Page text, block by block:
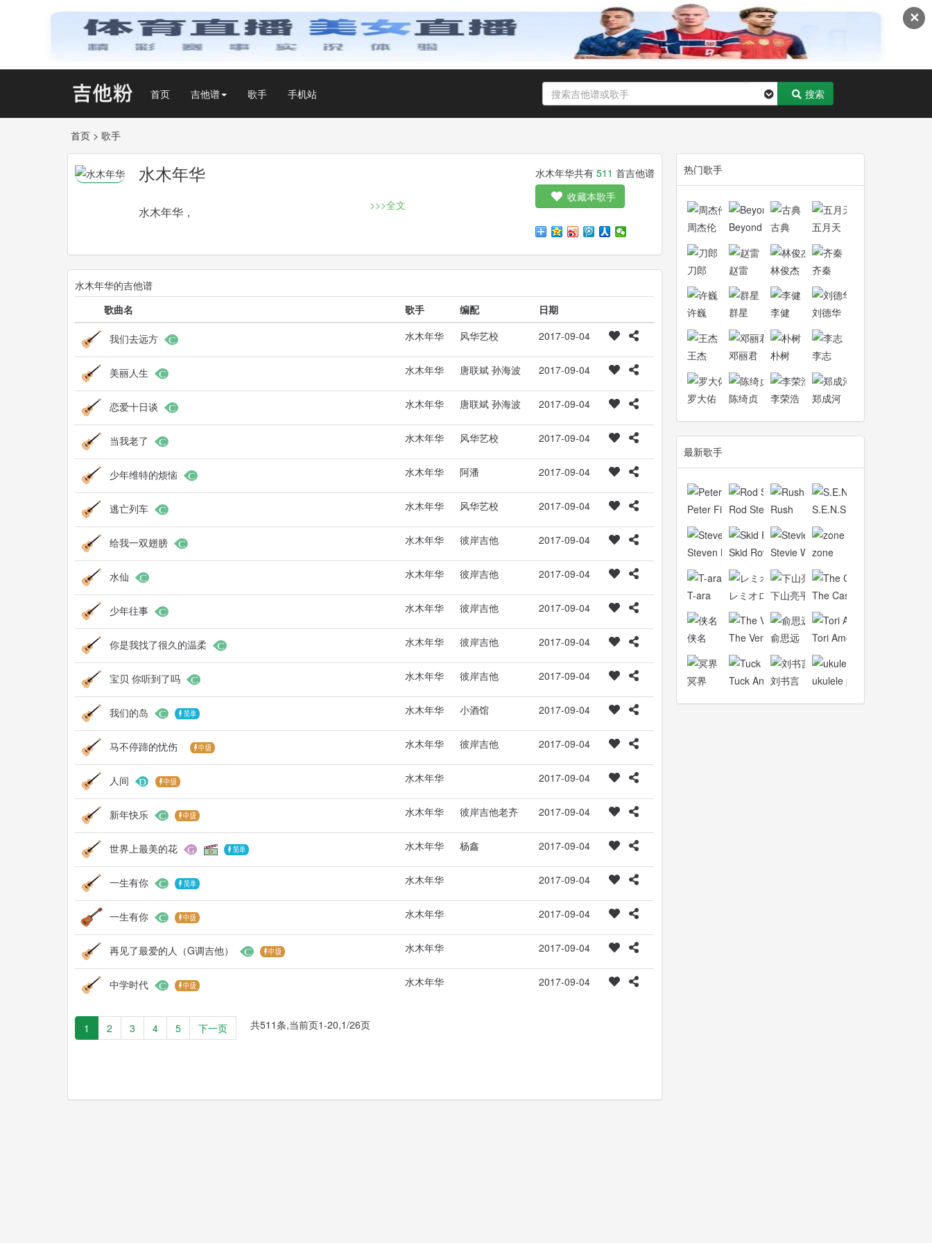
✕
首页 吉他谱 歌手 手机站 搜索
首页 > 歌手
水木年华
水木年华，大陆著名创作歌唱组合，主要成员是卢庚戌与缪杰。2001年，卢庚戌与李健创立了水木年华，2002年李健选择单飞，随后缪杰与姚勇加入而成为三
>>>全文
水木年华共有 511 首吉他谱
收藏本歌手
水木年华的吉他谱
歌曲名
歌手 编配 日期
我们去远方 水木年华 风华艺校 2017-09-04
美丽人生 水木年华 唐联斌 孙海波 2017-09-04
恋爱十日谈 水木年华 唐联斌 孙海波 2017-09-04
当我老了 水木年华 风华艺校 2017-09-04
少年维特的烦恼 水木年华 阿潘 2017-09-04
逃亡列车 水木年华 风华艺校 2017-09-04
给我一双翅膀 水木年华 彼岸吉他 2017-09-04
水仙 水木年华 彼岸吉他 2017-09-04
少年往事 水木年华 彼岸吉他 2017-09-04
你是我找了很久的温柔 水木年华 彼岸吉他 2017-09-04
宝贝 你听到了吗 水木年华 彼岸吉他 2017-09-04
我们的岛 水木年华 小酒馆 2017-09-04
马不停蹄的忧伤 水木年华 彼岸吉他 2017-09-04
人间 水木年华 2017-09-04
新年快乐 水木年华 彼岸吉他老齐 2017-09-04
世界上最美的花 水木年华 杨鑫 2017-09-04
一生有你 水木年华 2017-09-04
一生有你 水木年华 2017-09-04
再见了最爱的人（G调吉他） 水木年华 2017-09-04
中学时代 水木年华 2017-09-04
1 2 3 4 5 下一页 共511条,当前页1-20,1/26页
热门歌手
周杰伦 Beyond 古典 五月天
刀郎 赵雷 林俊杰 齐秦
许巍 群星 李健 刘德华
王杰 邓丽君 朴树 李志
罗大佑 陈绮贞 李荣浩 郑成河
最新歌手
Peter FingerRod StewartRush S.E.N.S.
Steven LawSkid Row Stevie Wonder
zone
T-ara レミオロメン下山亮平 The Cascades
侠名 The Ventures
俞思远 Tori Amos
冥界 Tuck Andress
刘书言 ukulele picnic